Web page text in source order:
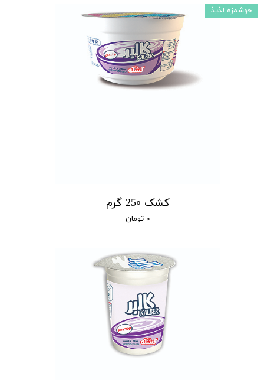
کشک 25۰ گرم
۰ تومان
خوشمزه لذیذ